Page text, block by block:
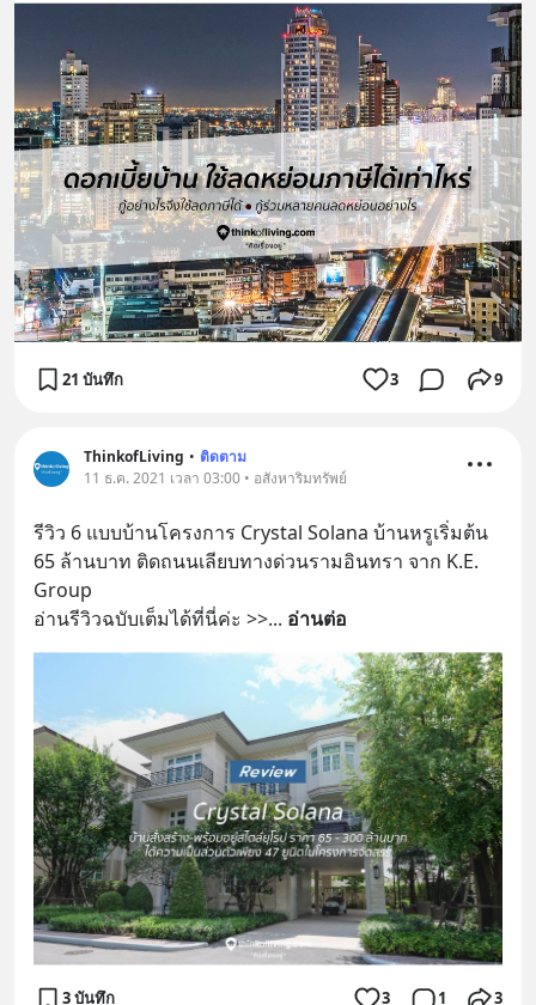
21 บันทึก 3 9
ThinkofLiving • ติดตาม
11 ธ.ค. 2021 เวลา 03:00 • อสังหาริมทรัพย์
รีวิว 6 แบบบ้านโครงการ Crystal Solana บ้านหรูเริ่มต้น
65 ล้านบาท ติดถนนเลียบทางด่วนรามอินทรา จาก K.E.
Group
อ่านรีวิวฉบับเต็มได้ที่นี่ค่ะ >>... อ่านต่อ
3 บันทึก 3 1 3